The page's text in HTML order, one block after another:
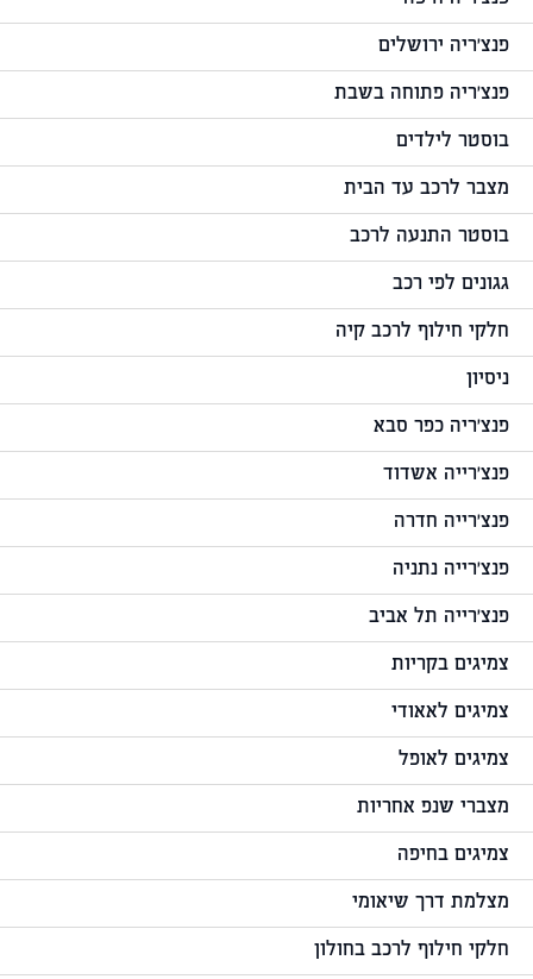
פנצ'ריה ירושלים
פנצ'ריה פתוחה בשבת
בוסטר לילדים
מצבר לרכב עד הבית
בוסטר התנעה לרכב
גגונים לפי רכב
חלקי חילוף לרכב קיה
ניסיון
פנצ'ריה כפר סבא
פנצ'רייה אשדוד
פנצ'רייה חדרה
פנצ'רייה נתניה
פנצ'רייה תל אביב
צמיגים בקריות
צמיגים לאאודי
צמיגים לאופל
מצברי שנפ אחריות
צמיגים בחיפה
מצלמת דרך שיאומי
חלקי חילוף לרכב בחולון